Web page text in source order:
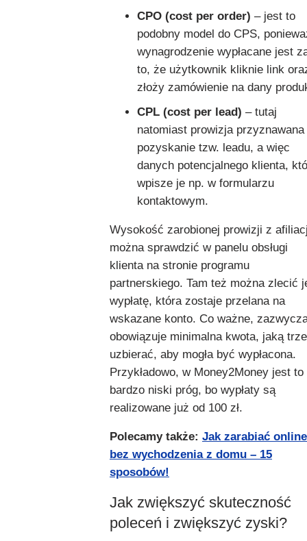
CPO (cost per order) – jest to
podobny model do CPS,
wynagrodzenie wypłacane jest
to, że użytkownik kliknie link
złoży zamówienie na dany
CPL (cost per lead) – tutaj
natomiast prowizja przyznawana
pozyskanie tzw. leadu, a więc
danych potencjalnego klienta,
wpisze je np. w formularzu
kontaktowym.
Wysokość zarobionej prowizji z
można sprawdzić w panelu obsługi
klienta na stronie programu
partnerskiego. Tam też można zlecić
wypłatę, która zostaje przelana na
wskazane konto. Co ważne,
obowiązuje minimalna kwota, jaką
uzbierać, aby mogła być wypłacona.
Przykładowo, w Money2Money jest to
bardzo niski próg, bo wypłaty są
realizowane już od 100 zł.
Polecamy także: Jak zarabiać online
bez wychodzenia z domu – 15
sposobów!
Jak zwiększyć skuteczność
poleceń i zwiększyć zyski?